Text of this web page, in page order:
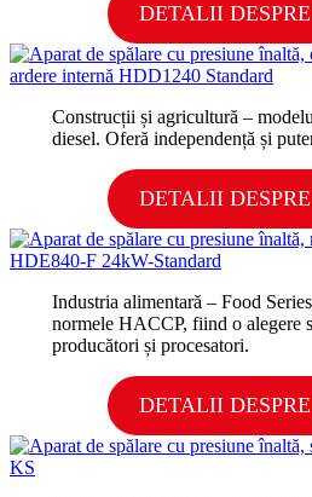
DETALII
Construcții și agricultură –
diesel. Oferă independență și
DETALII
Industria alimentară – Food
normele HACCP, fiind o alegere
producători și procesatori.
DETALII